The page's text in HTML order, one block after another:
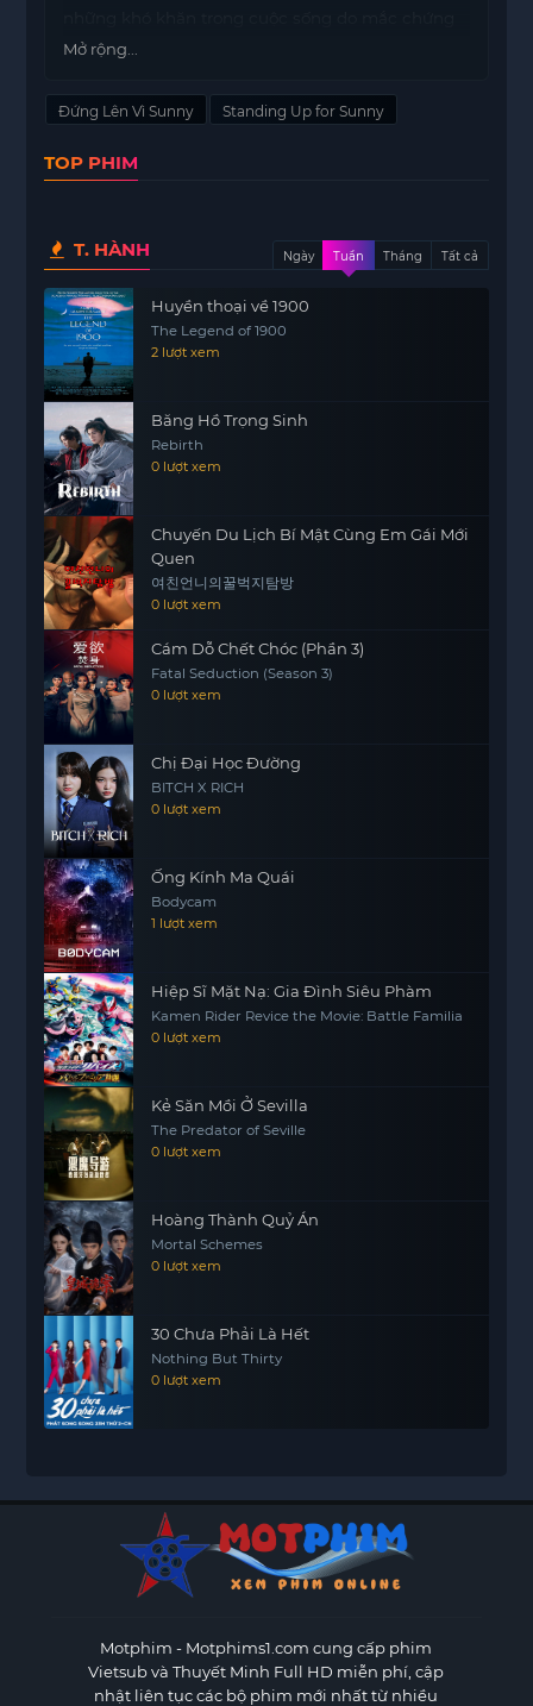
bại não. Sự tĩnh lặng và cô đơn bao trùm cuộc
viên hài nhút nhát.
khám phá ra thế giới của hài kịch độc thoại.
tìm kiếm sự chấp nhận từ người khác.
Trong quá trình hỗ trợ nữ diễn viên, chàng
https://motphims1.comtrai không chỉ giúp cô vượt
qua nỗi sợ hãi của mình mà còn tìm thấy tình yêu
và sự kết nối sâu sắc với cô. Họ cùng nhau vượt
qua những trở ngại, khẳng định bản thân và tìm
thấy niềm vui trong cuộc sống.
Câu chuyện này không chỉ đơn thuần là một hành
trình tìm kiếm tình yêu, mà còn là một bài học về
sự chấp nhận bản thân và vượt qua những định
kiến xã hội. Đứng Lên Vì Sunny mang đến thông
điệp mạnh mẽ về lòng dũng cảm, sự kiên trì và
sức mạnh của tình yêu, khiến người xem suy
ngẫm về những giá trị thực sự trong cuộc sống.
Bằng cách kết hợp hài hước và cảm xúc, bộ phim
đã thành công trong việc chạm đến trái tim của
khán giả và tạo ra một trải nghiệm điện ảnh đáng
nhớ. Đây là một tác phẩm nghệ thuật thể hiện rõ
ràng rằng bất kể hoàn cảnh nào, tình yêu và sự
chấp nhận đều có thể giúp chúng ta vượt qua
mọi khó khăn.
Mở rộng...
Đứng Lên Vì Sunny Standing Up for Sunny
TOP PHIM
T. HÀNH Ngày Tuần Tháng Tất cả
Huyền thoại về 1900
The Legend of 1900
2 lượt xem
Băng Hồ Trọng Sinh
Rebirth
0 lượt xem
Chuyến Du Lịch Bí Mật Cùng Em Gái Mới
Quen
여친언니의꿀벅지탐방
0 lượt xem
Cám Dỗ Chết Chóc (Phần 3)
Fatal Seduction (Season 3)
0 lượt xem
Chị Đại Học Đường
BITCH X RICH
0 lượt xem
Ống Kính Ma Quái
Bodycam
1 lượt xem
Hiệp Sĩ Mặt Nạ: Gia Đình Siêu Phàm
Kamen Rider Revice the Movie: Battle Familia
0 lượt xem
Kẻ Săn Mồi Ở Sevilla
The Predator of Seville
0 lượt xem
Hoàng Thành Quỷ Án
Mortal Schemes
0 lượt xem
30 Chưa Phải Là Hết
Nothing But Thirty
0 lượt xem
Motphim - Motphims1.com cung cấp phim
Vietsub và Thuyết Minh Full HD miễn phí, cập
nhật liên tục các bộ phim mới nhất từ nhiều